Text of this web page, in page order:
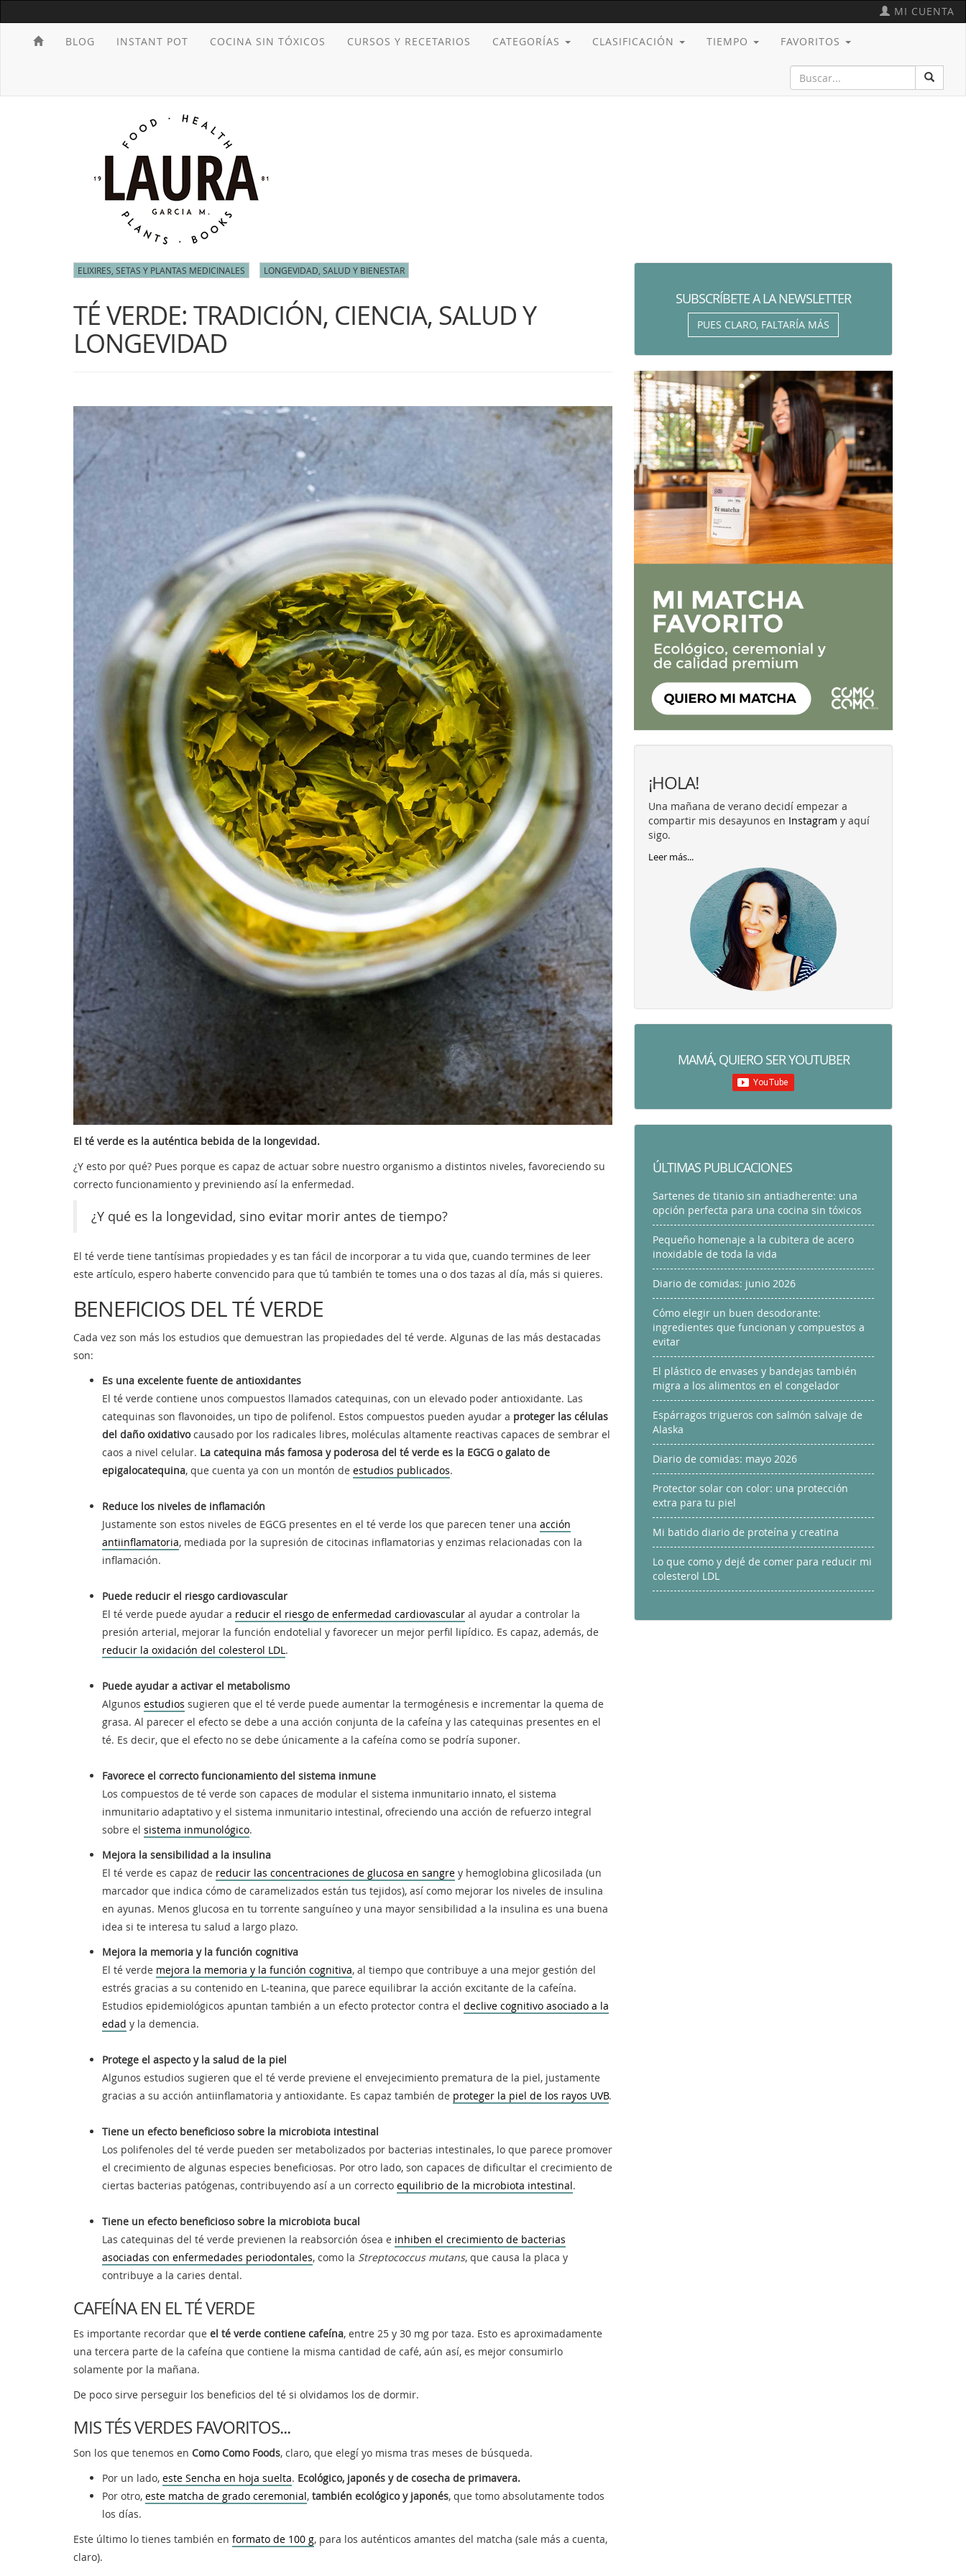
MI CUENTA
BLOG INSTANT POT COCINA SIN TÓXICOS CURSOS Y RECETARIOS CATEGORÍAS CLASIFICACIÓN TIEMPO FAVORITOS
ELIXIRES, SETAS Y PLANTAS MEDICINALES LONGEVIDAD, SALUD Y BIENESTAR
TÉ VERDE: TRADICIÓN, CIENCIA, SALUD Y
LONGEVIDAD
El té verde es la auténtica bebida de la longevidad.
¿Y esto por qué? Pues porque es capaz de actuar sobre nuestro organismo a distintos niveles, favoreciendo su
correcto funcionamiento y previniendo así la enfermedad.
¿Y qué es la longevidad, sino evitar morir antes de tiempo?
El té verde tiene tantísimas propiedades y es tan fácil de incorporar a tu vida que, cuando termines de leer
este artículo, espero haberte convencido para que tú también te tomes una o dos tazas al día, más si quieres.
BENEFICIOS DEL TÉ VERDE
Cada vez son más los estudios que demuestran las propiedades del té verde. Algunas de las más destacadas
son:
Es una excelente fuente de antioxidantes
El té verde contiene unos compuestos llamados catequinas, con un elevado poder antioxidante. Las
catequinas son flavonoides, un tipo de polifenol. Estos compuestos pueden ayudar a proteger las células
del daño oxidativocausado por los radicales libres, moléculas altamente reactivas capaces de sembrar el
caos a nivel celular. La catequina más famosa y poderosa del té verde es la EGCG o galato de
epigalocatequina, que cuenta ya con un montón de estudios publicados.
Reduce los niveles de inflamación
Justamente son estos niveles de EGCG presentes en el té verde los que parecen tener una acción
antiinflamatoria, mediada por la supresión de citocinas inflamatorias y enzimas relacionadas con la
inflamación.
Puede reducir el riesgo cardiovascular
El té verde puede ayudar a reducir el riesgo de enfermedad cardiovascular al ayudar a controlar la
presión arterial, mejorar la función endotelial y favorecer un mejor perfil lipídico. Es capaz, además, de
reducir la oxidación del colesterol LDL.
Puede ayudar a activar el metabolismo
Algunos estudios sugieren que el té verde puede aumentar la termogénesis e incrementar la quema de
grasa. Al parecer el efecto se debe a una acción conjunta de la cafeína y las catequinas presentes en el
té. Es decir, que el efecto no se debe únicamente a la cafeína como se podría suponer.
Favorece el correcto funcionamiento del sistema inmune
Los compuestos de té verde son capaces de modular el sistema inmunitario innato, el sistema
inmunitario adaptativo y el sistema inmunitario intestinal, ofreciendo una acción de refuerzo integral
sobre el sistema inmunológico.
Mejora la sensibilidad a la insulina
El té verde es capaz de reducir las concentraciones de glucosa en sangre y hemoglobina glicosilada (un
marcador que indica cómo de caramelizados están tus tejidos), así como mejorar los niveles de insulina
en ayunas. Menos glucosa en tu torrente sanguíneo y una mayor sensibilidad a la insulina es una buena
idea si te interesa tu salud a largo plazo.
Mejora la memoria y la función cognitiva
El té verde mejora la memoria y la función cognitiva, al tiempo que contribuye a una mejor gestión del
estrés gracias a su contenido en L-teanina, que parece equilibrar la acción excitante de la cafeína.
Estudios epidemiológicos apuntan también a un efecto protector contra el declive cognitivo asociado a la
edad y la demencia.
Protege el aspecto y la salud de la piel
Algunos estudios sugieren que el té verde previene el envejecimiento prematura de la piel, justamente
gracias a su acción antiinflamatoria y antioxidante. Es capaz también de proteger la piel de los rayos UVB.
Tiene un efecto beneficioso sobre la microbiota intestinal
Los polifenoles del té verde pueden ser metabolizados por bacterias intestinales, lo que parece promover
el crecimiento de algunas especies beneficiosas. Por otro lado, son capaces de dificultar el crecimiento de
ciertas bacterias patógenas, contribuyendo así a un correcto equilibrio de la microbiota intestinal.
Tiene un efecto beneficioso sobre la microbiota bucal
Las catequinas del té verde previenen la reabsorción ósea e inhiben el crecimiento de bacterias
asociadas con enfermedades periodontales, como la Streptococcus mutans, que causa la placa y
contribuye a la caries dental.
CAFEÍNA EN EL TÉ VERDE
Es importante recordar que el té verde contiene cafeína, entre 25 y 30 mg por taza. Esto es aproximadamente
una tercera parte de la cafeína que contiene la misma cantidad de café, aún así, es mejor consumirlo
solamente por la mañana.
De poco sirve perseguir los beneficios del té si olvidamos los de dormir.
MIS TÉS VERDES FAVORITOS...
Son los que tenemos en Como Como Foods, claro, que elegí yo misma tras meses de búsqueda.
Por un lado, este Sencha en hoja suelta. Ecológico, japonés y de cosecha de primavera.
Por otro, este matcha de grado ceremonial, también ecológico y japonés, que tomo absolutamente todos
los días.
Este último lo tienes también en formato de 100 g, para los auténticos amantes del matcha (sale más a cuenta,
claro).
SUBSCRÍBETE A LA NEWSLETTER
PUES CLARO, FALTARÍA MÁS
¡HOLA!
Una mañana de verano decidí empezar a
compartir mis desayunos en Instagram y aquí
sigo.
Leer más...
MAMÁ, QUIERO SER YOUTUBER
ÚLTIMAS PUBLICACIONES
Sartenes de titanio sin antiadherente: una
opción perfecta para una cocina sin tóxicos
Pequeño homenaje a la cubitera de acero
inoxidable de toda la vida
Diario de comidas: junio 2026
Cómo elegir un buen desodorante:
ingredientes que funcionan y compuestos a
evitar
El plástico de envases y bandejas también
migra a los alimentos en el congelador
Espárragos trigueros con salmón salvaje de
Alaska
Diario de comidas: mayo 2026
Protector solar con color: una protección
extra para tu piel
Mi batido diario de proteína y creatina
Lo que como y dejé de comer para reducir mi
colesterol LDL